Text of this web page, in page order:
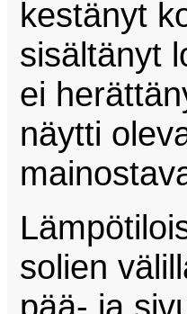
kestänyt
sisältänyt
ei
näytti
solien